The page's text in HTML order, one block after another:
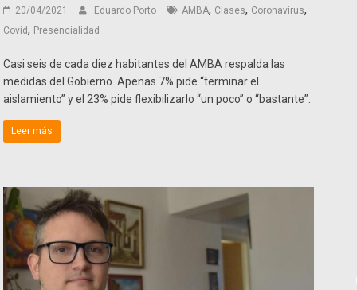
20/04/2021 Eduardo Porto AMBA, Clases, Coronavirus,
Covid, Presencialidad
Casi seis de cada diez habitantes del AMBA respalda las
medidas del Gobierno. Apenas 7% pide “terminar el
aislamiento” y el 23% pide flexibilizarlo “un poco” o “bastante”.
Leer más